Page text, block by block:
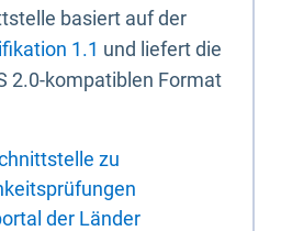
basiert auf der
1.1 und liefert die
2.0-kompatiblen Format
zu
der Länder